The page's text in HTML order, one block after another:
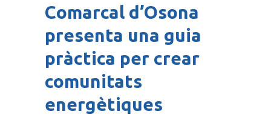
Comarcal d’Osona
presenta una guia
pràctica per crear
comunitats
energètiques